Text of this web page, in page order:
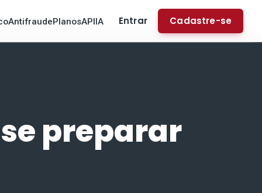
AntifraudePlanosAPIIA Entrar Cadastre-se
preparar